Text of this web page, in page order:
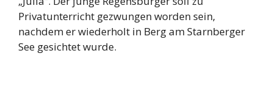
Privatunterricht gezwungen worden sein,
nachdem er wiederholt in Berg am Starnberger
See gesichtet wurde.